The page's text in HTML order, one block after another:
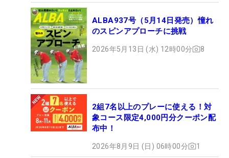
ALBA937号（5月14日発売）憧れ
のスピンアプローチに挑戦
2026年5月13日 (水) 12時00分 8
2組7名以上のプレーに使える！対
象コース限定4,000円分クーポン配
布中！
2026年8月9日 (日) 06時00分 1